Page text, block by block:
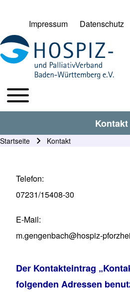
Suche Schließen
Suche
User account menu
Impressum Datenschutz
HPV BW Hauptmenu
Toggle main menu
Kontakt
Startseite Kontakt
Telefon
07231/15408-30
E-Mail
m.gengenbach@hospiz-
Der Kontakteintrag
folgenden Adressen